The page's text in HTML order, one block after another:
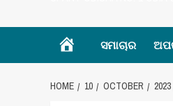
Homeସମାଚାର
HOME 10 OCTOBER 2023